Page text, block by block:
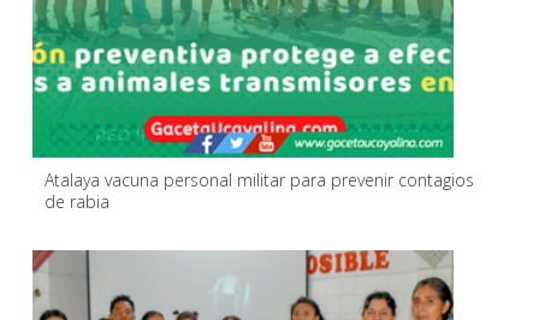
Atalaya vacuna personal militar para prevenir contagios
de rabia